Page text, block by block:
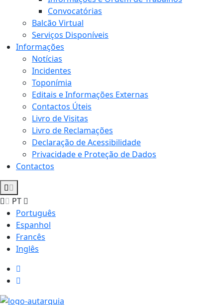
Convocatórias
Balcão Virtual
Serviços Disponíveis
Informações
Notícias
Incidentes
Toponímia
Editais e Informações Externas
Contactos Úteis
Livro de Visitas
Livro de Reclamações
Declaração de Acessibilidade
Privacidade e Proteção de Dados
Contactos
PT
Português
Espanhol
Francês
Inglês